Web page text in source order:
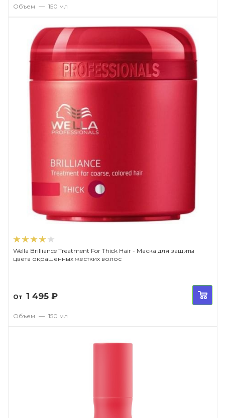
Объем — 150 мл
Wella Brilliance Treatment For Thick Hair - Маска для защиты
цвета окрашенных жестких волос
От 1 495 ₽
Объем — 150 мл